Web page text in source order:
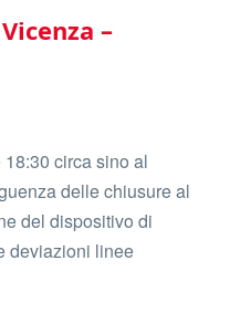
–
circa sino al
delle chiusure al
del dispositivo di
deviazioni linee